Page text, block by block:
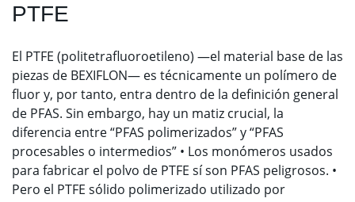
PTFE
El PTFE (politetrafluoroetileno) —el material base de las
piezas de BEXIFLON— es técnicamente un polímero de
fluor y, por tanto, entra dentro de la definición general
de PFAS. Sin embargo, hay un matiz crucial, la
diferencia entre “PFAS polimerizados” y “PFAS
procesables o intermedios” • Los monómeros usados
para fabricar el polvo de PTFE sí son PFAS peligrosos. •
Pero el PTFE sólido polimerizado utilizado por